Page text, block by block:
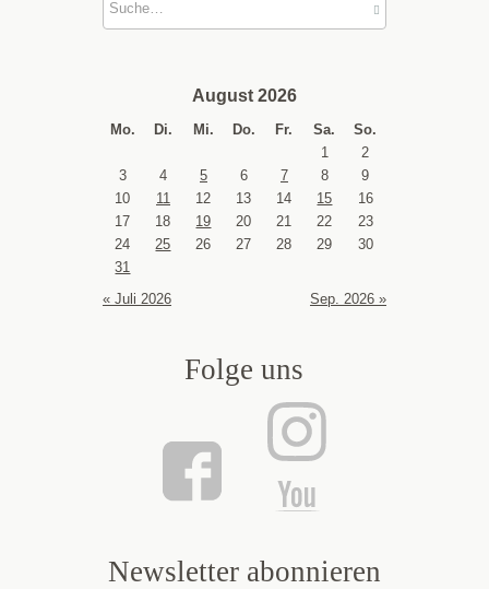
August 2026
Mo. Di. Mi. Do. Fr. Sa. So.
« Juli 2026 Sep. 2026 »
1
2
3
4 5 6 7 8
9
10
11 12 13 14 15
16
17
18 19 20 21 22
23
24
25 26 27 28 29
30
31
Folge uns
Newsletter abonnieren